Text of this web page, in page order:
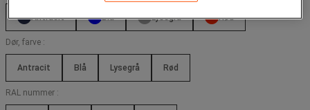
Antracit Blå Lysegrå Rød
Dør, farve :
Antracit Blå Lysegrå Rød
RAL nummer :